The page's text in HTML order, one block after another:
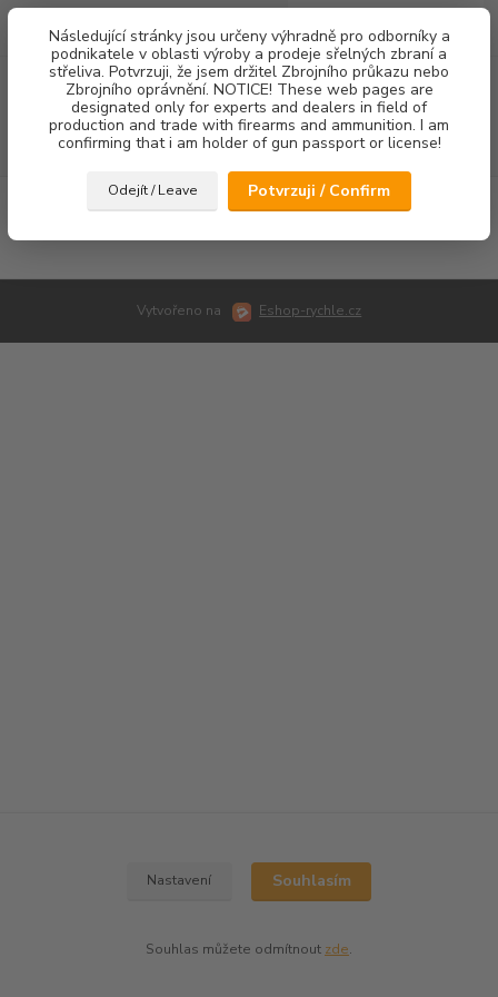
Následující stránky jsou určeny výhradně pro odborníky a
podnikatele v oblasti výroby a prodeje sřelných zbraní a
střeliva. Potvrzuji, že jsem držitel Zbrojního průkazu nebo
Zbrojního oprávnění. NOTICE! These web pages are
designated only for experts and dealers in field of
production and trade with firearms and ammunition. I am
confirming that i am holder of gun passport or license!
Odejít / Leave Potvrzuji / Confirm
Menu
Hledat
za0,00 Kč
Vytvořeno na Eshop-rychle.cz
Nastavení Souhlasím
Souhlas můžete odmítnout zde.